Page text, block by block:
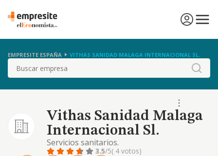
EMPRESITE ESPAÑA VITHAS SANIDAD MALAGA INTERNACIONAL SL.
Buscar
Vithas Sanidad Malaga
Internacional Sl.
Servicios sanitarios.
3.5/5( 4 votos)